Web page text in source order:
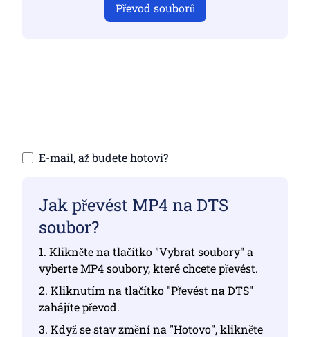
Převod souborů
E-mail, až budete hotovi?
Jak převést MP4 na DTS
soubor?
1. Klikněte na tlačítko "Vybrat soubory" a
vyberte MP4 soubory, které chcete převést.
2. Kliknutím na tlačítko "Převést na DTS"
zahájíte převod.
3. Když se stav změní na "Hotovo", klikněte